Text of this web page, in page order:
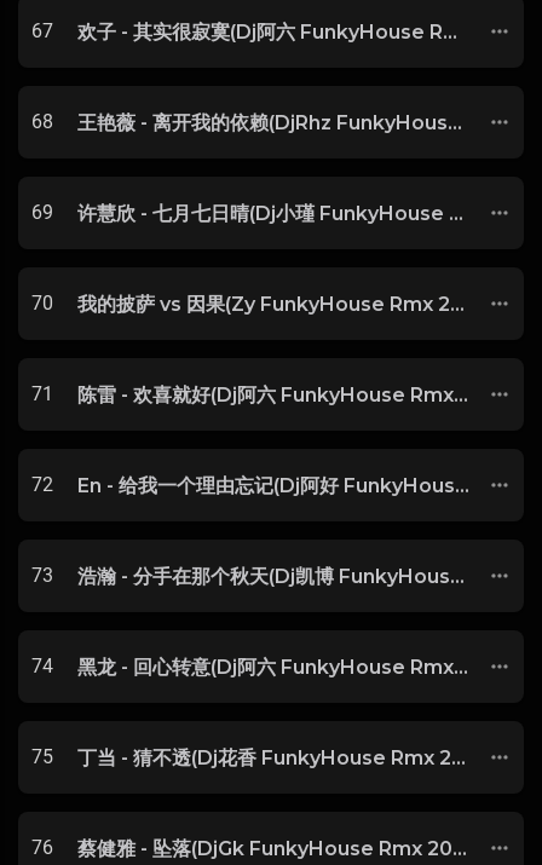
67 欢子 - 其实很寂寞(Dj阿六 FunkyHouse Rmx 2025) -
68 王艳薇 - 离开我的依赖(DjRhz FunkyHouse Rmx 2025) -
69 许慧欣 - 七月七日晴(Dj小瑾 FunkyHouse Rmx 2025 v2)
70 我的披萨 vs 因果(Zy FunkyHouse Rmx 2025) -
71 陈雷 - 欢喜就好(Dj阿六 FunkyHouse Rmx 2025 闽南语) -
72 En - 给我一个理由忘记(Dj阿好 FunkyHouse Rmx 2025) -
73 浩瀚 - 分手在那个秋天(Dj凯博 FunkyHouse Rmx 2025) -
74 黑龙 - 回心转意(Dj阿六 FunkyHouse Rmx 2025) -
75 丁当 - 猜不透(Dj花香 FunkyHouse Rmx 2025) -
76 蔡健雅 - 坠落(DjGk FunkyHouse Rmx 2025) -